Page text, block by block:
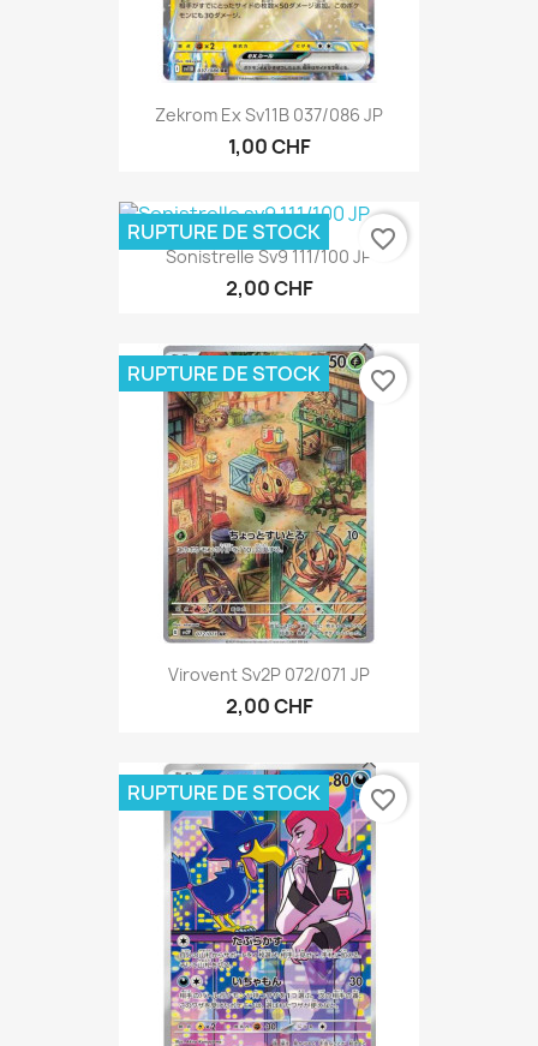
Zekrom Ex Sv11B 037/086 JP
1,00 CHF
Sonistrelle Sv9 111/100 JP
2,00 CHF
RUPTURE DE STOCK favorite_border
Virovent Sv2P 072/071 JP
2,00 CHF
RUPTURE DE STOCK favorite_border
RUPTURE DE STOCK favorite_border